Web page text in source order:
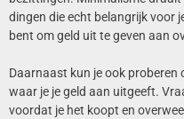
dingen die echt belangrijk voor
bent om geld uit te geven aan
Daarnaast kun je ook proberen
waar je je geld aan uitgeeft.
voordat je het koopt en